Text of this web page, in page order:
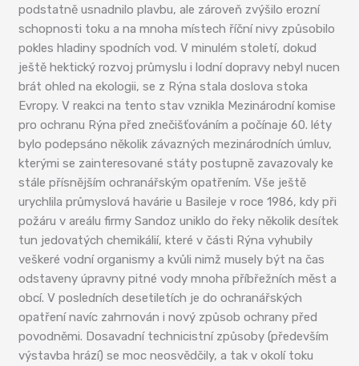
podstatně usnadnilo plavbu, ale zároveň zvýšilo erozní
schopnosti toku a na mnoha místech říční nivy způsobilo
pokles hladiny spodních vod. V minulém století, dokud
ještě hektický rozvoj průmyslu i lodní dopravy nebyl nucen
brát ohled na ekologii, se z Rýna stala doslova stoka
Evropy. V reakci na tento stav vznikla Mezinárodní komise
pro ochranu Rýna před znečišťováním a počínaje 60. léty
bylo podepsáno několik závazných mezinárodních úmluv,
kterými se zainteresované státy postupně zavazovaly ke
stále přísnějším ochranářským opatřením. Vše ještě
urychlila průmyslová havárie u Basileje v roce 1986, kdy při
požáru v areálu firmy Sandoz uniklo do řeky několik desítek
tun jedovatých chemikálií, které v části Rýna vyhubily
veškeré vodní organismy a kvůli nimž musely být na čas
odstaveny úpravny pitné vody mnoha příbřežních měst a
obcí. V posledních desetiletích je do ochranářských
opatření navíc zahrnován i nový způsob ochrany před
povodněmi. Dosavadní technicistní způsoby (především
výstavba hrází) se moc neosvědčily, a tak v okolí toku